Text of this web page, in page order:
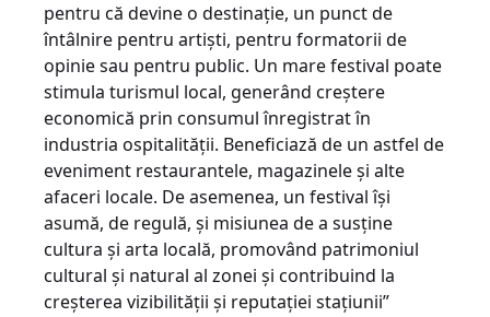
pentru că devine o destinație, un punct de
întâlnire pentru artiști, pentru formatorii de
opinie sau pentru public. Un mare festival poate
stimula turismul local, generând creștere
economică prin consumul înregistrat în
industria ospitalității. Beneficiază de un astfel de
eveniment restaurantele, magazinele și alte
afaceri locale. De asemenea, un festival își
asumă, de regulă, și misiunea de a susține
cultura și arta locală, promovând patrimoniul
cultural și natural al zonei și contribuind la
creșterea vizibilității și reputației stațiunii”